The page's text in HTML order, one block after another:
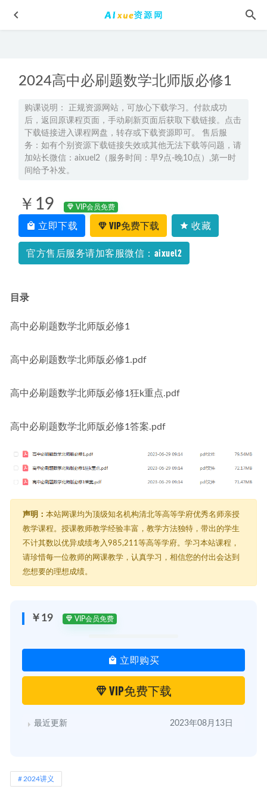
2024高中必刷题数学北师版必修1
购课说明： 正规资源网站，可放心下载学习。付款成功
后，返回原课程页面，手动刷新页面后获取下载链接。点击
下载链接进入课程网盘，转存或下载资源即可。 售后服
务：如有个别资源下载链接失效或其他无法下载等问题，请
加站长微信：aixuel2（服务时间：早9点-晚10点）,第一时
间给予补发。
￥19 VIP会员免费
立即下载 VIP免费下载 收藏
官方售后服务请加客服微信：aixuel2
目录
高中必刷题数学北师版必修1
高中必刷题数学北师版必修1.pdf
高中必刷题数学北师版必修1狂k重点.pdf
高中必刷题数学北师版必修1答案.pdf
声明： 本站网课均为顶级知名机构清北等高等学府优秀名师亲授
教学课程。授课教师教学经验丰富，教学方法独特，带出的学生
不计其数以优异成绩考入985,211等高等学府。学习本站课程，
请珍惜每一位教师的网课教学，认真学习，相信您的付出会达到
您想要的理想成绩。
￥19 VIP会员免费
立即购买
VIP免费下载
最近更新 2023年08月13日
2024讲义
初中语文网课学习资料下载简单学习网李华初二语文教程
2022-11-29
2025杨雪高二生物a+下学期寒假班网课教程
季+暑假+秋季+寒假） 2022-12-15
高中数学网课资源下载腾讯课堂2023王梦抒高三数学全年班
2022-11-17
有道2022于佳卉高三生物全年班课程高考生物复习视频教程